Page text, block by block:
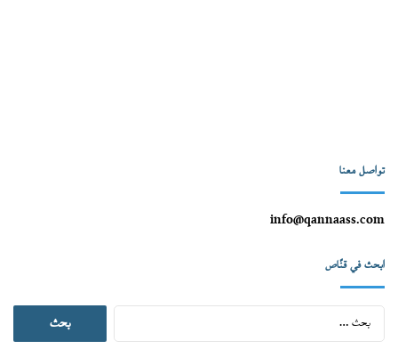
تواصل معنا
info@qannaass.com
ابحث في قنّاص
البحث
عن: